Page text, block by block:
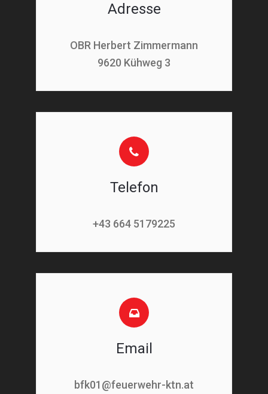
Adresse
OBR Herbert Zimmermann
9620 Kühweg 3
Telefon
+43 664 5179225
Email
bfk01@feuerwehr-ktn.at